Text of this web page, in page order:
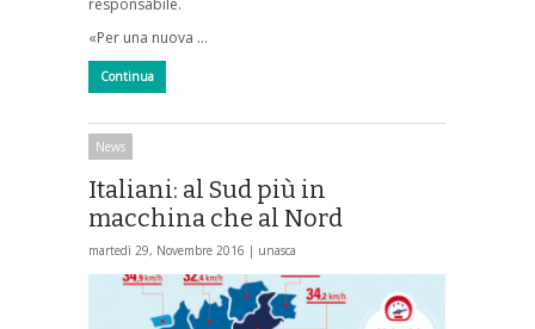
responsabile.
«Per una nuova …
Continua
News
Italiani: al Sud più in
macchina che al Nord
martedì 29, Novembre 2016 | unasca